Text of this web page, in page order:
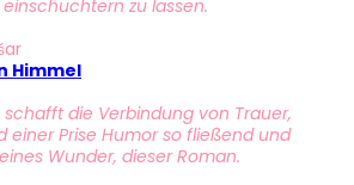
zu lassen.
Himmel
die Verbindung von Trauer,
einer Prise Humor so fließend und
Wunder, dieser Roman.